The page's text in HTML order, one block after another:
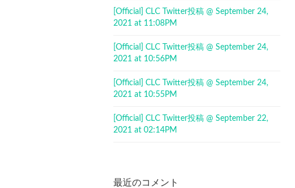
[Official] CLC Twitter投稿 @ September 24,
2021 at 11:08PM
[Official] CLC Twitter投稿 @ September 24,
2021 at 10:56PM
[Official] CLC Twitter投稿 @ September 24,
2021 at 10:55PM
[Official] CLC Twitter投稿 @ September 22,
2021 at 02:14PM
最近のコメント